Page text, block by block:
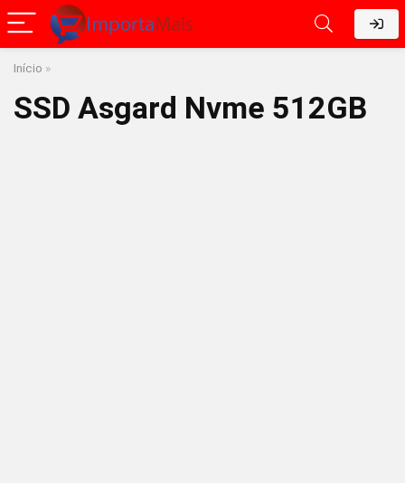
Início »
SSD Asgard Nvme 512GB